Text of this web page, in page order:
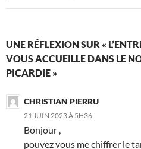
UNE RÉFLEXION SUR «
VOUS ACCUEILLE DANS LE
PICARDIE »
CHRISTIAN PIERRU
21 JUIN 2023 À 5H36
Bonjour ,
pouvez vous me chiffrer le